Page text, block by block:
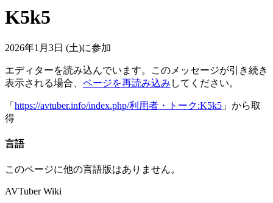
K5k5
2026年1月3日 (土)に参加
エディターを読み込んでいます。このメッセージが引き続き
表示される場合、 ページを再読み込み してください。
「 https://avtuber.info/index.php/利用者・トーク:K5k5 」から取
得
言語
このページに他の言語版はありません。
AVTuber Wiki